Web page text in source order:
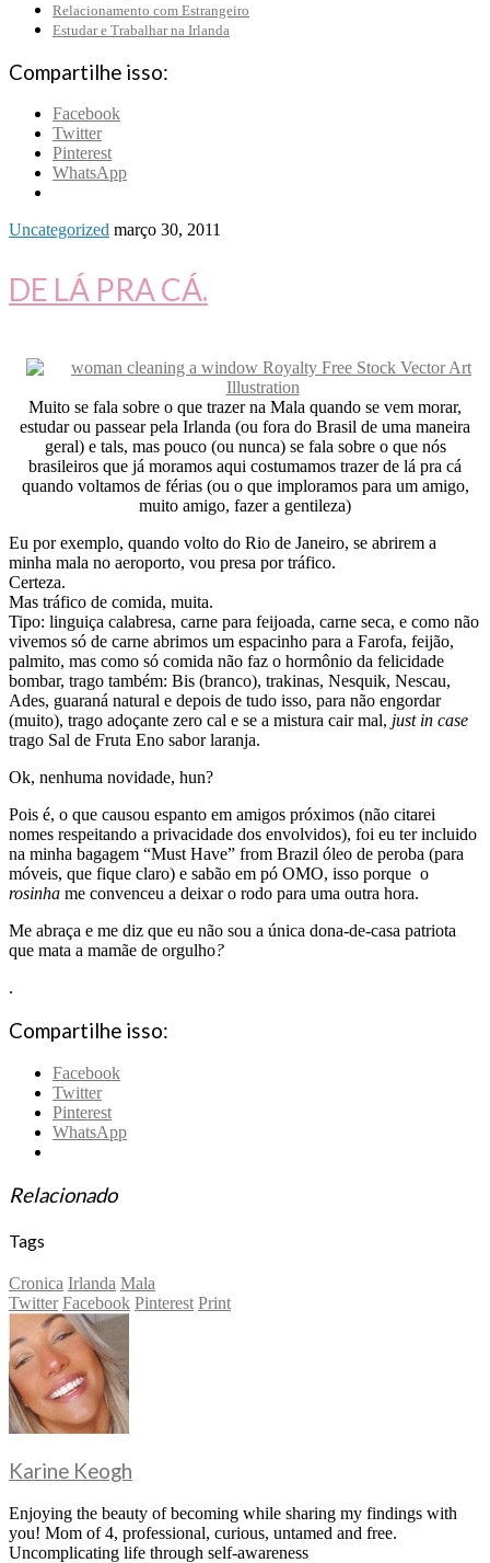
Relacionamento com Estrangeiro
Estudar e Trabalhar na Irlanda
Compartilhe isso:
Facebook
Twitter
Pinterest
WhatsApp
Uncategorized março 30, 2011
DE LÁ PRA CÁ.
Muito se fala sobre o que trazer na Mala quando se vem morar,
estudar ou passear pela Irlanda (ou fora do Brasil de uma maneira
geral) e tals, mas pouco (ou nunca) se fala sobre o que nós
brasileiros que já moramos aqui costumamos trazer de lá pra cá
quando voltamos de férias (ou o que imploramos para um amigo,
muito amigo, fazer a gentileza)
Eu por exemplo, quando volto do Rio de Janeiro, se abrirem a
minha mala no aeroporto, vou presa por tráfico.
Certeza.
Mas tráfico de comida, muita.
Tipo: linguiça calabresa, carne para feijoada, carne seca, e como não
vivemos só de carne abrimos um espacinho para a Farofa, feijão,
palmito, mas como só comida não faz o hormônio da felicidade
bombar, trago também: Bis (branco), trakinas, Nesquik, Nescau,
Ades, guaraná natural e depois de tudo isso, para não engordar
(muito), trago adoçante zero cal e se a mistura cair mal, just in case
trago Sal de Fruta Eno sabor laranja.
Ok, nenhuma novidade, hun?
Pois é, o que causou espanto em amigos próximos (não citarei
nomes respeitando a privacidade dos envolvidos), foi eu ter incluido
na minha bagagem “Must Have” from Brazil óleo de peroba (para
móveis, que fique claro) e sabão em pó OMO, isso porque o
rosinha me convenceu a deixar o rodo para uma outra hora.
Me abraça e me diz que eu não sou a única dona-de-casa patriota
que mata a mamãe de orgulho?
.
Compartilhe isso:
Facebook
Twitter
Pinterest
WhatsApp
Relacionado
Tags
Cronica Irlanda Mala
Twitter Facebook Pinterest Print
Karine Keogh
Enjoying the beauty of becoming while sharing my findings with
you! Mom of 4, professional, curious, untamed and free.
Uncomplicating life through self-awareness